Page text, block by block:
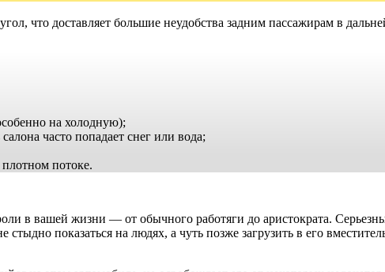
что доставляет большие неудобства задним пассажирам в
на холодную);
часто попадает снег или вода;
потоке.
в вашей жизни — от обычного работяги до аристократа.
показаться на людях, а чуть позже загрузить в его